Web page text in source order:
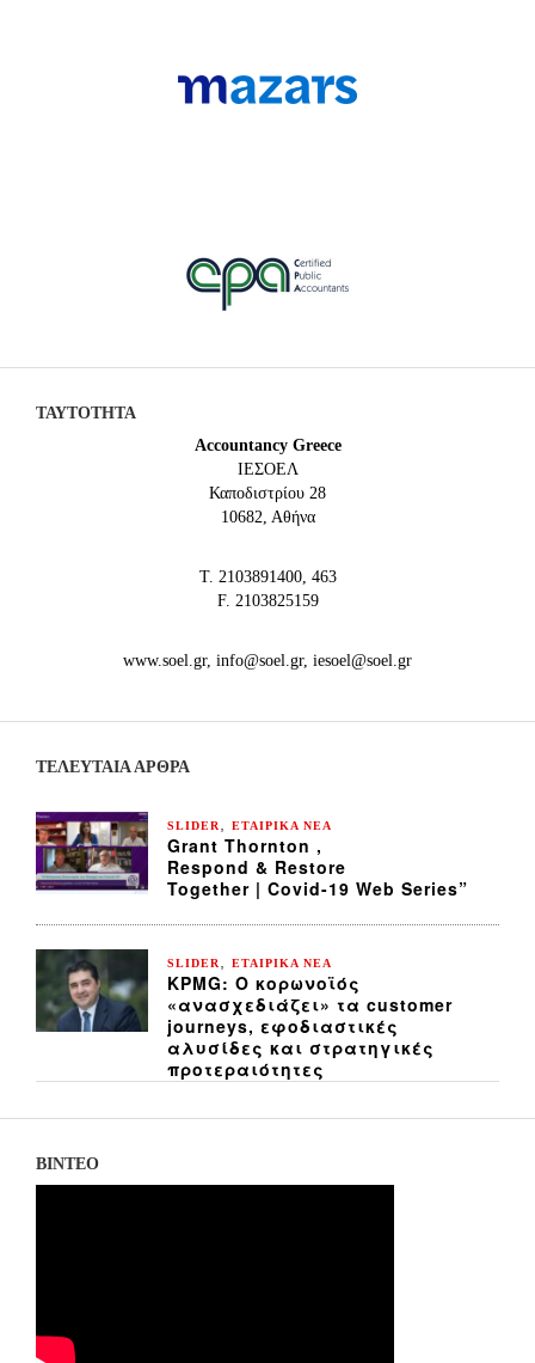
ΤΑΥΤΟΤΗΤΑ
Accountancy Greece
IEΣΟΕΛ
Καποδιστρίου 28
10682, Αθήνα
Τ. 2103891400, 463
F. 2103825159
www.soel.gr, info@soel.gr, iesoel@soel.gr
ΤΕΛΕΥΤΑΙΑ ΆΡΘΡΑ
SLIDER ΕΤΑΙΡΙΚΑ ΝΕΑ
Grant Thornton ,
Respond & Restore
Together | Covid-19 Web Series”
SLIDER ΕΤΑΙΡΙΚΑ ΝΕΑ
KPMG: Ο κορωνοϊός
«ανασχεδιάζει» τα customer
journeys, εφοδιαστικές
αλυσίδες και στρατηγικές
προτεραιότητες
ΒΙΝΤΕΟ